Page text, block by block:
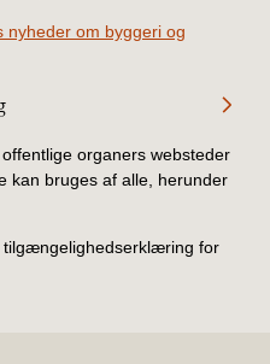
nyheder om byggeri og
organers websteder
bruges af alle, herunder
tilgængelighedserklæring for